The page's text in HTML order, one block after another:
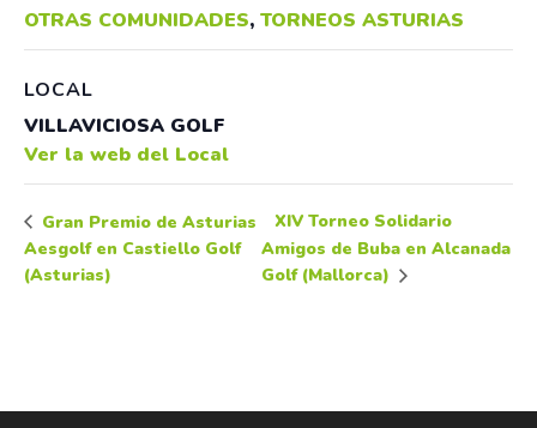
OTRAS COMUNIDADES, TORNEOS ASTURIAS
LOCAL
VILLAVICIOSA GOLF
Ver la web del Local
Gran Premio de Asturias
Aesgolf en Castiello Golf
(Asturias)
XIV Torneo Solidario
Amigos de Buba en Alcanada
Golf (Mallorca)